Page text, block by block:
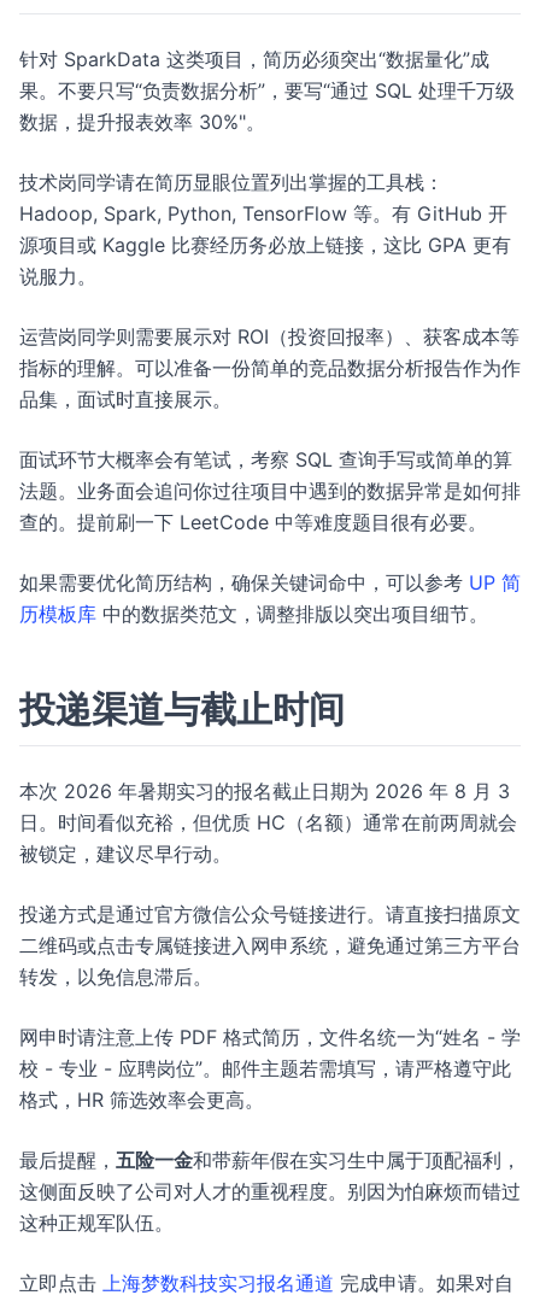
针对 SparkData 这类项目，简历必须突出“数据量化”成
果。不要只写“负责数据分析”，要写“通过 SQL 处理千万级
数据，提升报表效率 30%"。
技术岗同学请在简历显眼位置列出掌握的工具栈：
Hadoop, Spark, Python, TensorFlow 等。有 GitHub 开
源项目或 Kaggle 比赛经历务必放上链接，这比 GPA 更有
说服力。
运营岗同学则需要展示对 ROI（投资回报率）、获客成本等
指标的理解。可以准备一份简单的竞品数据分析报告作为作
品集，面试时直接展示。
面试环节大概率会有笔试，考察 SQL 查询手写或简单的算
法题。业务面会追问你过往项目中遇到的数据异常是如何排
查的。提前刷一下 LeetCode 中等难度题目很有必要。
如果需要优化简历结构，确保关键词命中，可以参考 UP 简
历模板库 中的数据类范文，调整排版以突出项目细节。
投递渠道与截止时间
本次 2026 年暑期实习的报名截止日期为 2026 年 8 月 3
日。时间看似充裕，但优质 HC（名额）通常在前两周就会
被锁定，建议尽早行动。
投递方式是通过官方微信公众号链接进行。请直接扫描原文
二维码或点击专属链接进入网申系统，避免通过第三方平台
转发，以免信息滞后。
网申时请注意上传 PDF 格式简历，文件名统一为“姓名 - 学
校 - 专业 - 应聘岗位”。邮件主题若需填写，请严格遵守此
格式，HR 筛选效率会更高。
最后提醒， 五险一金和带薪年假在实习生中属于顶配福利，
这侧面反映了公司对人才的重视程度。别因为怕麻烦而错过
这种正规军队伍。
立即点击 上海梦数科技实习报名通道 完成申请。如果对自